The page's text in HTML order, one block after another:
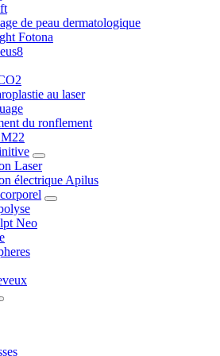
de peau dermatologique
Fotona
au laser
du ronflement
Laser
électrique Apilus
Neo